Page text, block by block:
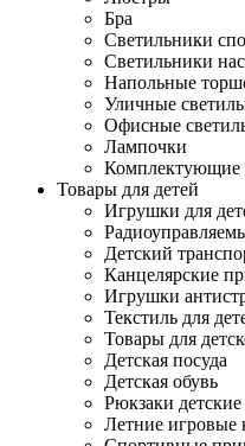
Бра
Светильники
Светильники
Напольные
Уличные
Офисные
Лампочки
Комплектующие
Товары для детей
Игрушки для
Детский
Канцелярские
Игрушки
Текстиль для
Товары для
Детская посуда
Детская обувь
Рюкзаки детские
Летние игровые